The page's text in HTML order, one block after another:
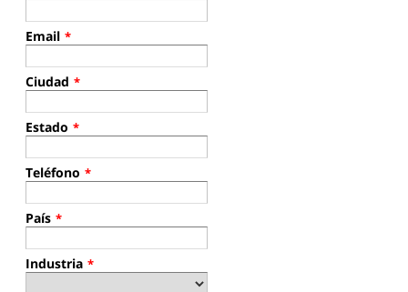
Email *
Ciudad *
Estado *
Teléfono *
País *
Industria *